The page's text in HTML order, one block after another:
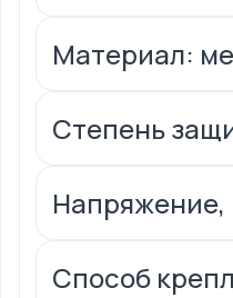
Материал:
Степень
Напряжение,
Способ